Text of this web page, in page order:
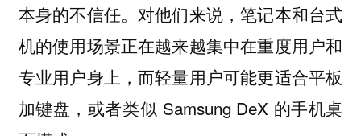
本身的不信任。对他们来说，笔记本和台式
机的使用场景正在越来越集中在重度用户和
专业用户身上，而轻量用户可能更适合平板
加键盘，或者类似 Samsung DeX 的手机桌